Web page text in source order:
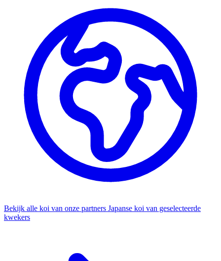
Bekijk alle koi van onze partners Japanse koi van geselecteerde
kwekers